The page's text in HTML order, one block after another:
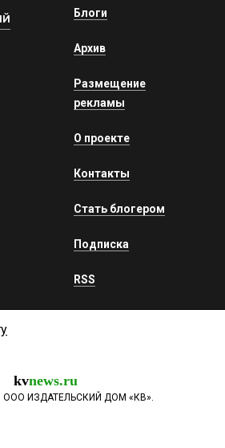
Блоги
Архив
Размещение
рекламы
О проекте
Контакты
Стать блогером
Подписка
RSS
kvnews.ru
ООО ИЗДАТЕЛЬСКИЙ ДОМ «КВ».